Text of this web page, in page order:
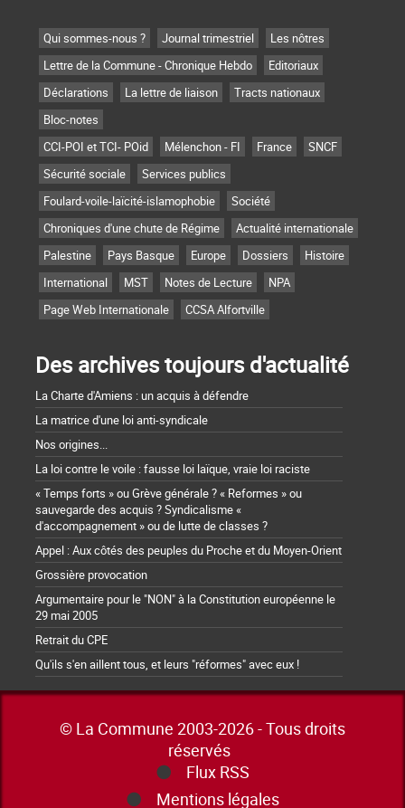
Qui sommes-nous ? Journal trimestriel
Les nôtres
Lettre de la Commune - Chronique Hebdo
Editoriaux
Déclarations
La lettre de liaison
Tracts nationaux
Bloc-notes
CCI-POI et TCI- POid
Mélenchon - FI France
SNCF
Sécurité sociale
Services publics
Foulard-voile-laïcité-islamophobie
Société
Chroniques d'une chute de Régime
Actualité internationale
Palestine
Pays Basque Europe Dossiers
Histoire
International
MST Notes de Lecture
NPA
Page Web Internationale
CCSA Alfortville
Des archives toujours d'actualité
La Charte d'Amiens : un acquis à défendre
La matrice d'une loi anti-syndicale
Nos origines...
La loi contre le voile : fausse loi laïque, vraie loi raciste
« Temps forts » ou Grève générale ? « Reformes » ou
sauvegarde des acquis ? Syndicalisme «
d'accompagnement » ou de lutte de classes ?
Appel : Aux côtés des peuples du Proche et du Moyen-Orient
Grossière provocation
Argumentaire pour le "NON" à la Constitution européenne le
29 mai 2005
Retrait du CPE
Qu'ils s'en aillent tous, et leurs "réformes" avec eux !
© La Commune 2003-2026 - Tous droits
réservés
Flux RSS
Mentions légales